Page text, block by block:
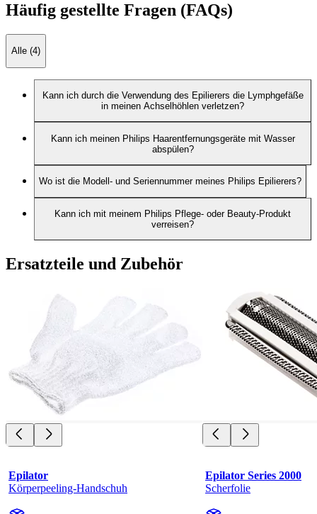
Häufig gestellte Fragen (FAQs)
Alle (4)
Kann ich durch die Verwendung des Epilierers die Lymphgefäße
in meinen Achselhöhlen verletzen?
Kann ich meinen Philips Haarentfernungsgeräte mit Wasser
abspülen?
Wo ist die Modell- und Seriennummer meines Philips Epilierers?
Kann ich mit meinem Philips Pflege- oder Beauty-Produkt
verreisen?
Ersatzteile und Zubehör
Epilator
Körperpeeling-Handschuh
Epilator Series 2000
Scherfolie